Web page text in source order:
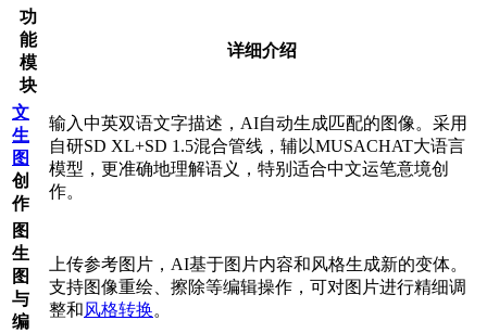
功
能
模
块
详细介绍
文
生
图
创
作
输入中英双语文字描述，AI自动生成匹配的图像。采用
自研SD XL+SD 1.5混合管线，辅以MUSACHAT大语言
模型，更准确地理解语义，特别适合中文运笔意境创
作。
图
生
图
与
编
上传参考图片，AI基于图片内容和风格生成新的变体。
支持图像重绘、擦除等编辑操作，可对图片进行精细调
整和风格转换。